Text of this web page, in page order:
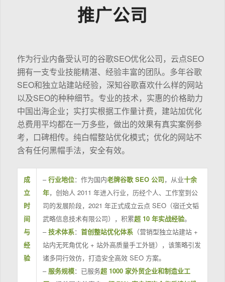
推广公司
作为行业内备受认可的谷歌SEO优化公司，云点SEO
拥有一支专业技能精湛、经验丰富的团队。多年谷歌
SEO和独立站建站经验，深知谷歌喜欢什么样的网站
以及SEO的种种细节。专业的技术，实惠的价格助力
中国出海企业；实打实根据工作量计费，建站加优化
总费用平均都在一万多些，做出的效果有真实案例参
考，口碑相传。纯白帽整站优化模式；优化的网站不
含有任何黑帽手法，安全有效。
成
立
时
间
与
经
验
–行业地位：作为国内老牌谷歌 SEO 公司，从业十余
年，创始人 2011 年进入行业，历经个人、工作室到公
司的发展阶段，2021 年正式成立云点 SEO（宿迁文韬
武略信息技术有限公司），积累超 10 年实战经验。
–技术体系： 首创整站优化体系（营销型独立站建站 +
站内无死角优化 + 站外高质量手工外链），该策略引发
诸多同行效仿，打造安全高效 SEO 方案。
– 服务规模：已服务超 1000 家外贸企业和制造业工